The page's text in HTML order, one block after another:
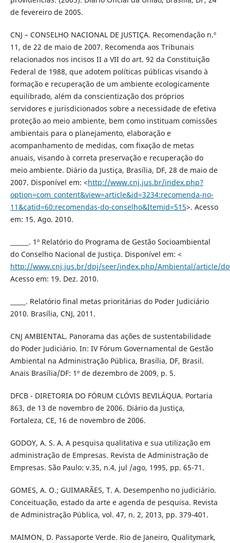
de fevereiro de 2005.
CNJ – CONSELHO NACIONAL DE JUSTIÇA. Recomendação n.º
11, de 22 de maio de 2007. Recomenda aos Tribunais
relacionados nos incisos II a VII do art. 92 da Constituição
Federal de 1988, que adotem políticas públicas visando à
formação e recuperação de um ambiente ecologicamente
equilibrado, além da conscientização dos próprios
servidores e jurisdicionados sobre a necessidade de efetiva
proteção ao meio ambiente, bem como instituam comissões
ambientais para o planejamento, elaboração e
acompanhamento de medidas, com fixação de metas
anuais, visando à correta preservação e recuperação do
meio ambiente. Diário da Justiça, Brasília, DF, 28 de maio de
2007. Disponível em: <http://www.cnj.jus.br/index.php?
option=com_content&view=article&id=3234:recomenda-no-
11&catid=60:recomendas-do-conselho&Itemid=515>. Acesso
em: 15. Ago. 2010.
______. 1º Relatório do Programa de Gestão Socioambiental
do Conselho Nacional de Justiça. Disponível em: <
http://www.cnj.jus.br/dpj/seer/index.php/Ambiental/article/
Acesso em: 19. Dez. 2010.
_____. Relatório final metas prioritárias do Poder Judiciário
2010. Brasília, CNJ, 2011.
CNJ AMBIENTAL. Panorama das ações de sustentabilidade
do Poder Judiciário. In: IV Fórum Governamental de Gestão
Ambiental na Administração Pública, Brasília, DF, Brasil.
Anais Brasília/DF: 1º de dezembro de 2009, p. 5.
DFCB - DIRETORIA DO FÓRUM CLÓVIS BEVILÁQUA. Portaria
863, de 13 de novembro de 2006. Diário da Justiça,
Fortaleza, CE, 16 de novembro de 2006.
GODOY, A. S. A. A pesquisa qualitativa e sua utilização em
administração de Empresas. Revista de Administração de
Empresas. São Paulo: v.35, n.4, jul /ago, 1995, pp. 65-71.
GOMES, A. O.; GUIMARÃES, T. A. Desempenho no judiciário.
Conceituação, estado da arte e agenda de pesquisa. Revista
de Administração Pública, vol. 47, n. 2, 2013, pp. 379-401.
MAIMON, D. Passaporte Verde. Rio de Janeiro, Qualitymark,